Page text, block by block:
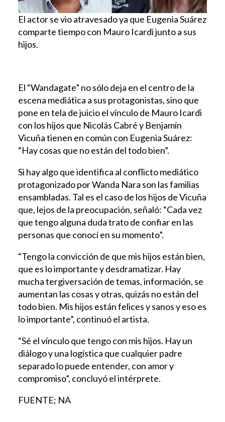
El actor se vio atravesado ya que Eugenia Suárez
comparte tiempo con Mauro Icardi junto a sus
hijos.
El “Wandagate” no sólo deja en el centro de la
escena mediática a sus protagonistas, sino que
pone en tela de juicio el vínculo de Mauro Icardi
con los hijos que Nicolás Cabré y Benjamín
Vicuña tienen en común con Eugenia Suárez:
“Hay cosas que no están del todo bien”.
Si hay algo que identifica al conflicto mediático
protagonizado por Wanda Nara son las familias
ensambladas. Tal es el caso de los hijos de Vicuña
que, lejos de la preocupación, señaló: “Cada vez
que tengo alguna duda trato de confiar en las
personas que conocí en su momento”.
“Tengo la convicción de que mis hijos están bien,
que es lo importante y desdramatizar. Hay
mucha tergiversación de temas, información, se
aumentan las cosas y otras, quizás no están del
todo bien. Mis hijos están felices y sanos y eso es
lo importante”, continuó el artista.
“Sé el vínculo que tengo con mis hijos. Hay un
diálogo y una logística que cualquier padre
separado lo puede entender, con amor y
compromiso”, concluyó el intérprete.
FUENTE; NA